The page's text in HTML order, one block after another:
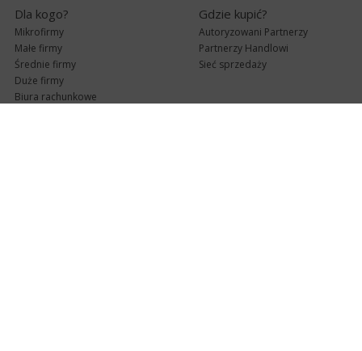
Dla kogo?
Mikrofirmy
Małe firmy
Średnie firmy
Duże firmy
Biura rachunkowe
Gdzie kupić?
Autoryzowani Partnerzy
Partnerzy Handlowi
Sieć sprzedaży